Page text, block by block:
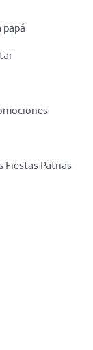
papá
Fiestas Patrias